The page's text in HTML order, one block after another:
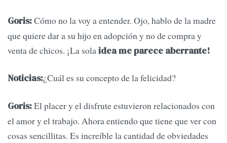
Goris:Cómo no la voy a entender. Ojo, hablo de la madre
que quiere dar a su hijo en adopción y no de compra y
venta de chicos. ¡La solaidea me parece aberrante!
Noticias:¿Cuál es su concepto de la felicidad?
Goris:El placer y el disfrute estuvieron relacionados con
el amor y el trabajo. Ahora entiendo que tiene que ver con
cosas sencillitas. Es increíble la cantidad de obviedades